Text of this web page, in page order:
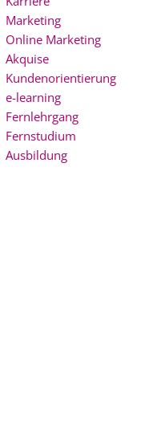
Marketing
Online Marketing
Akquise
Kundenorientierung
e-learning
Fernlehrgang
Fernstudium
Ausbildung